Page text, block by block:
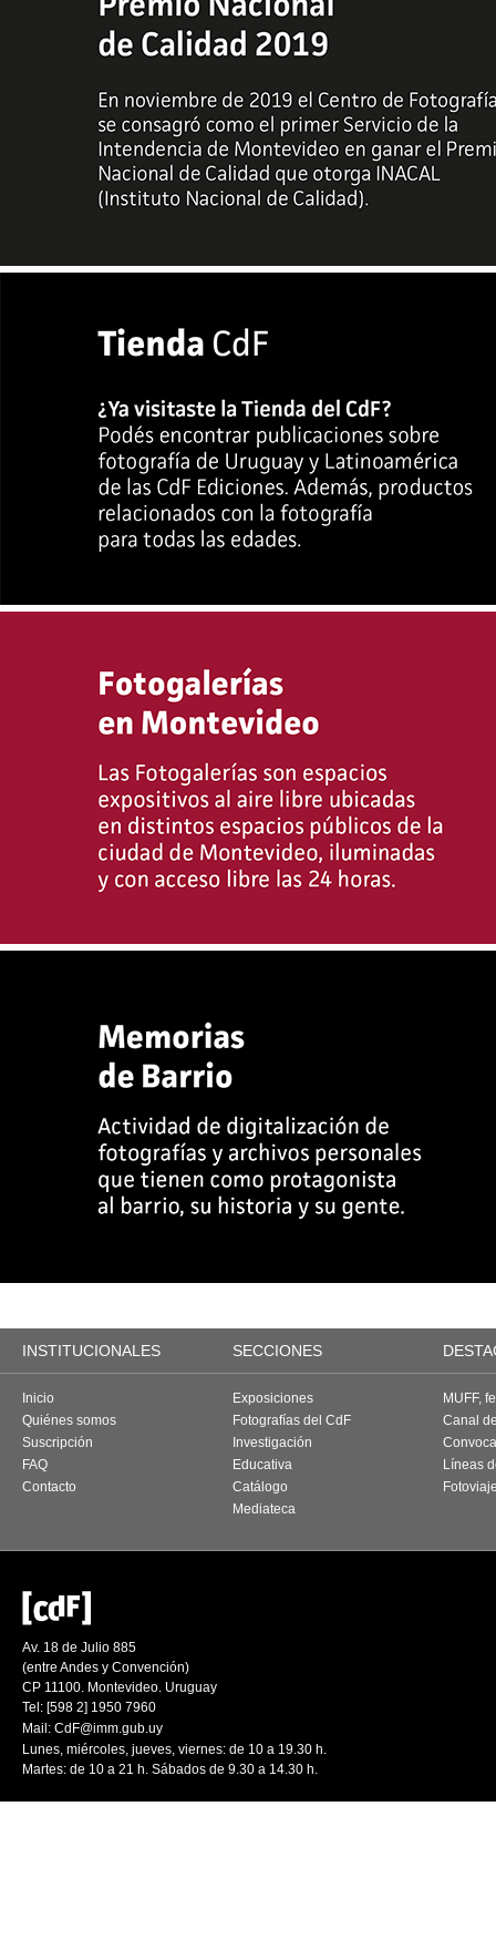
INSTITUCIONALES SECCIONES
Inicio
Quiénes somos
Suscripción
FAQ
Contacto
Exposiciones
Fotografías del CdF
Investigación
Educativa
Catálogo
Mediateca
MUFF,
Canal
Líneas
Av. 18 de Julio 885
(entre Andes y Convención)
CP 11100. Montevideo. Uruguay
Tel: [598 2] 1950 7960
Mail: CdF@imm.gub.uy
Lunes, miércoles, jueves, viernes: de 10 a 19.30 h.
Martes: de 10 a 21 h. Sábados de 9.30 a 14.30 h.